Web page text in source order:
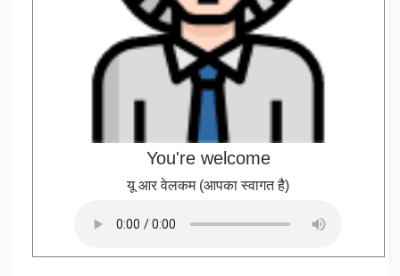
You're welcome
यू आर वेलकम (आपका स्वागत है)